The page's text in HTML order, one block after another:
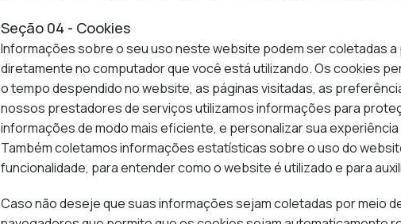
Seção 04 - Cookies
Informações sobre o seu uso neste website podem ser coletadas
diretamente no computador que você está utilizando. Os cookies
o tempo despendido no website, as páginas visitadas, as
nossos prestadores de serviços utilizamos informações para
informações de modo mais eficiente, e personalizar sua
Também coletamos informações estatísticas sobre o uso do
funcionalidade, para entender como o website é utilizado e para
Caso não deseje que suas informações sejam coletadas por meio